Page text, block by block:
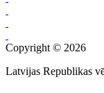
Copyright © 2026
Latvijas Republikas